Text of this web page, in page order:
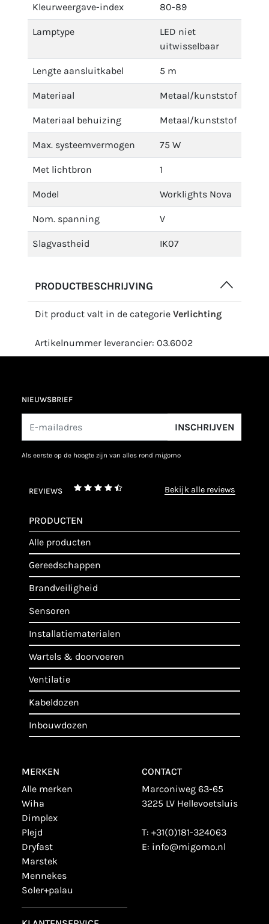
Kleurweergave-index 80-89
Lamptype
LED niet
uitwisselbaar
Lengte aansluitkabel 5 m
Materiaal Metaal/kunststof
Materiaal behuizing Metaal/kunststof
Max. systeemvermogen 75 W
Met lichtbron 1
Model Worklights Nova
Nom. spanning V
Slagvastheid IK07
PRODUCTBESCHRIJVING
Dit product valt in de categorie Verlichting
Artikelnummer leverancier: 03.6002
NIEUWSBRIEF
INSCHRIJVEN
als eerste op de hoogte zijn van alles rond migomo
REVIEWS bekijk alle reviews
PRODUCTEN
alle producten
gereedschappen
brandveiligheid
sensoren
installatiematerialen
wartels & doorvoeren
ventilatie
kabeldozen
inbouwdozen
MERKEN
alle merken
wiha
dimplex
plejd
dryfast
marstek
mennekes
soler+palau
CONTACT
Marconiweg 63-65
3225 LV Hellevoetsluis
T: +31(0)181-324063
E: info@migomo.nl